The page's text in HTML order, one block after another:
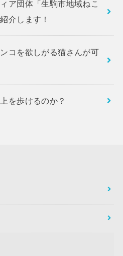
ア団体「生駒市地域ねこ
介します！
コを欲しがる猫さんが可
を歩けるのか？